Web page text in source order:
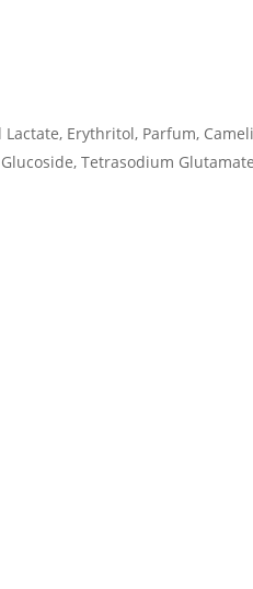
Erythritol, Parfum,
Tetrasodium